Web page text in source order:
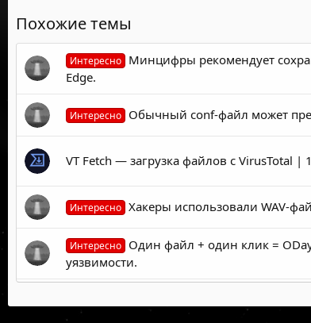
Похожие темы
Интересно Минцифры рекомендует
Edge.
Интересно Обычный conf-файл может
VT Fetch — загрузка файлов с
Интересно Хакеры использовали WAV-
Интересно Один файл + один клик =
уязвимости.
пароли.